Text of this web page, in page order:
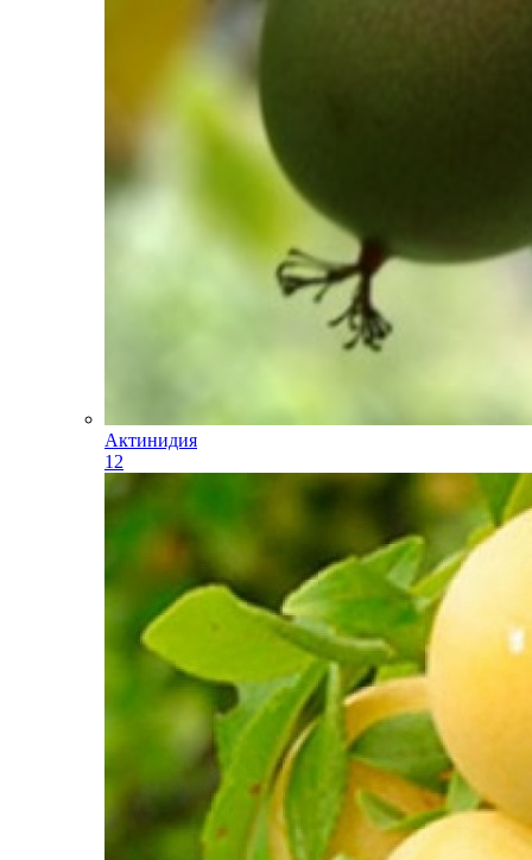
Актинидия
12